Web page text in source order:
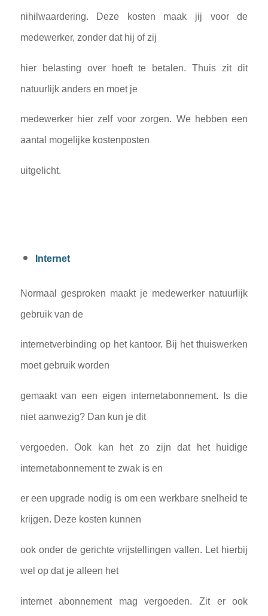
nihilwaardering. Deze kosten maak jij voor de
medewerker, zonder dat hij of zij
hier belasting over hoeft te betalen. Thuis zit dit
natuurlijk anders en moet je
medewerker hier zelf voor zorgen. We hebben een
aantal mogelijke kostenposten
uitgelicht.
Internet
Normaal gesproken maakt je medewerker natuurlijk
gebruik van de
internetverbinding op het kantoor. Bij het thuiswerken
moet gebruik worden
gemaakt van een eigen internetabonnement. Is die
niet aanwezig? Dan kun je dit
vergoeden. Ook kan het zo zijn dat het huidige
internetabonnement te zwak is en
er een upgrade nodig is om een werkbare snelheid te
krijgen. Deze kosten kunnen
ook onder de gerichte vrijstellingen vallen. Let hierbij
wel op dat je alleen het
internet abonnement mag vergoeden. Zit er ook